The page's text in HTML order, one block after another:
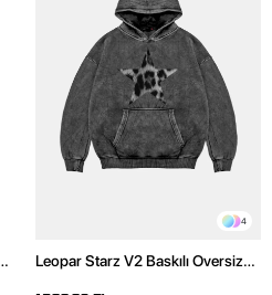
4
Leopar Starz V2 Baskılı Oversize